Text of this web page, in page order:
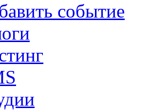
событие